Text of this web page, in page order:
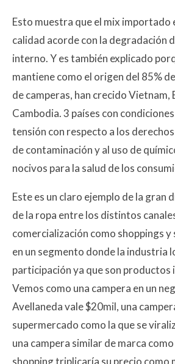
Esto muestra que el mix importado
calidad acorde con la degradación
interno. Y es también explicado
mantiene como el origen del 85%
de camperas, han crecido Vietnam,
Cambodia. 3 países con
tensión con respecto a los
de contaminación y al uso de
nocivos para la salud de los
Este es un claro ejemplo de la gran
de la ropa entre los distintos
comercialización como shoppings
en un segmento donde la industria
participación ya que son productos
Vemos como una campera en un
Avellaneda vale $20mil, una
supermercado como la que se
una campera similar de marca
shopping triplicaría su precio como